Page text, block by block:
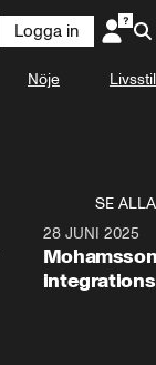
Logga in
Nöje Livsstil
SE ALLA
28 JUNI 2025